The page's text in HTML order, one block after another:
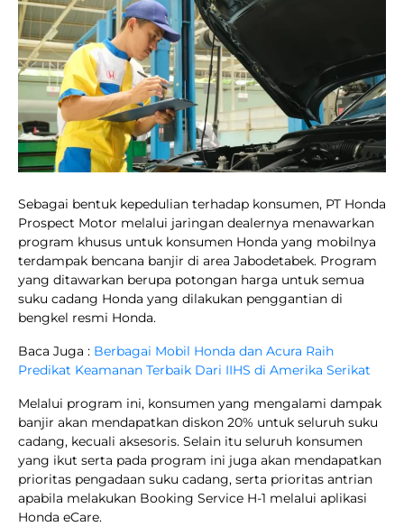
Sebagai bentuk kepedulian terhadap konsumen, PT Honda
Prospect Motor melalui jaringan dealernya menawarkan
program khusus untuk konsumen Honda yang mobilnya
terdampak bencana banjir di area Jabodetabek. Program
yang ditawarkan berupa potongan harga untuk semua
suku cadang Honda yang dilakukan penggantian di
bengkel resmi Honda.
Baca Juga : Berbagai Mobil Honda dan Acura Raih
Predikat Keamanan Terbaik Dari IIHS di Amerika Serikat
Melalui program ini, konsumen yang mengalami dampak
banjir akan mendapatkan diskon 20% untuk seluruh suku
cadang, kecuali aksesoris. Selain itu seluruh konsumen
yang ikut serta pada program ini juga akan mendapatkan
prioritas pengadaan suku cadang, serta prioritas antrian
apabila melakukan Booking Service H-1 melalui aplikasi
Honda eCare.